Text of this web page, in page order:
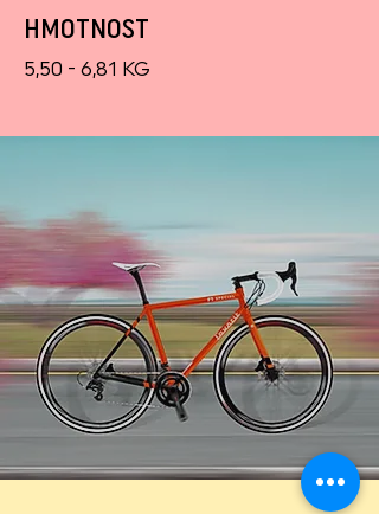
HMOTNOST
5,50 - 6,81 KG